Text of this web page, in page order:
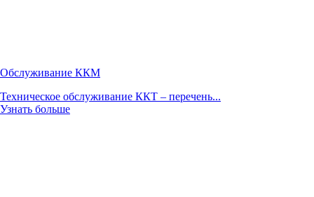
Обслуживание ККМ
Техническое обслуживание ККТ – перечень...
Узнать больше